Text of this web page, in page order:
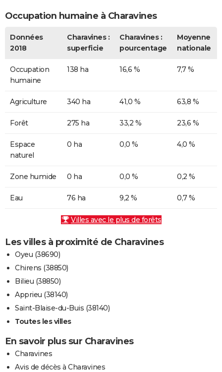
Occupation humaine à Charavines
Données
2018
Charavines :
superficie
Charavines :
pourcentage
Moyenne
nationale
Occupation
humaine
138 ha 16,6 % 7,7 %
Agriculture 340 ha 41,0 % 63,8 %
Forêt 275 ha 33,2 % 23,6 %
Espace
naturel
0 ha 0,0 % 4,0 %
Zone humide 0 ha 0,0 % 0,2 %
Eau 76 ha 9,2 % 0,7 %
Villes avec le plus de forêts
Les villes à proximité de Charavines
Oyeu (38690)
Chirens (38850)
Bilieu (38850)
Apprieu (38140)
Saint-Blaise-du-Buis (38140)
Toutes les villes
En savoir plus sur Charavines
Charavines
Avis de décès à Charavines